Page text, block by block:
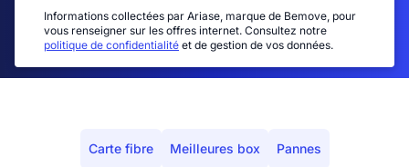
Informations collectées par Ariase, marque de Bemove, pour
vous renseigner sur les offres internet. Consultez notre
politique de confidentialité et de gestion de vos données.
Carte fibre Meilleures box Pannes